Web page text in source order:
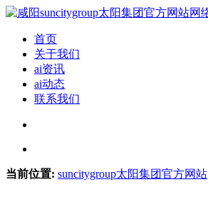
首页
关于我们
ai资讯
ai动态
联系我们
当前位置: suncitygroup太阳集团官方网站